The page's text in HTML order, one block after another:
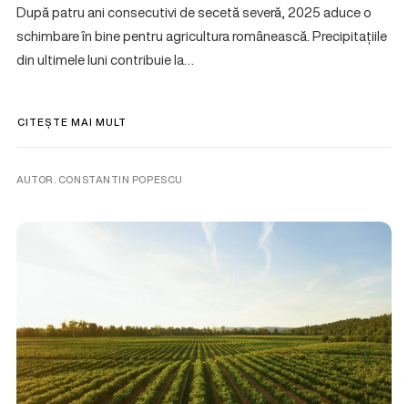
După patru ani consecutivi de secetă severă, 2025 aduce o
schimbare în bine pentru agricultura românească. Precipitațiile
din ultimele luni contribuie la…
CITEȘTE MAI MULT
AUTOR. CONSTANTIN POPESCU